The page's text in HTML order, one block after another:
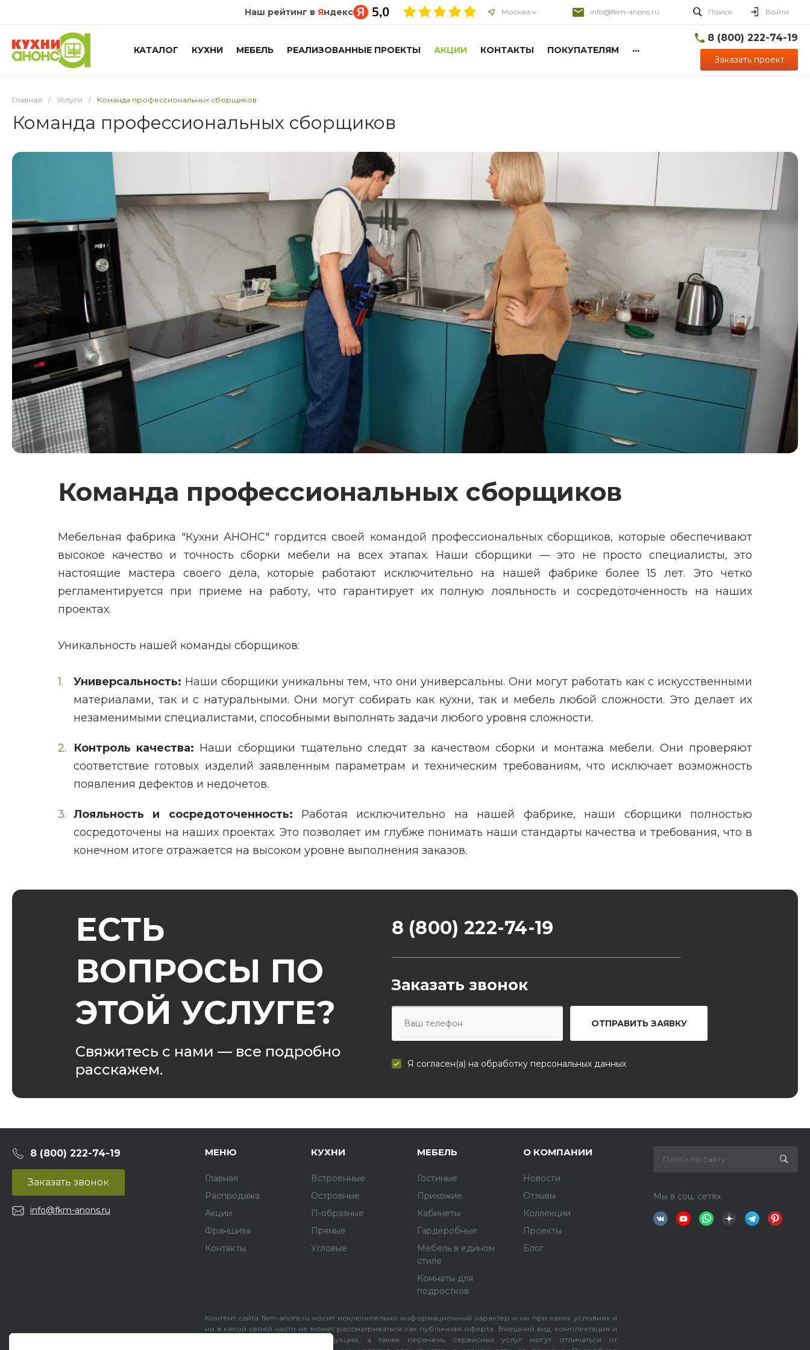
Наш рейтинг в Яндекс Москва info@fkm-anons.ru Поиск Войти
КАТАЛОГ КУХНИ МЕБЕЛЬ РЕАЛИЗОВАННЫЕ ПРОЕКТЫ АКЦИИ КОНТАКТЫ ПОКУПАТЕЛЯМ ...
8 (800) 222-74-19
Заказать проект
Главная / Услуги / Команда профессиональных сборщиков
Команда профессиональных сборщиков
Команда профессиональных сборщиков
Мебельная фабрика "Кухни АНОНС" гордится своей командой профессиональных сборщиков, которые обеспечивают
высокое качество и точность сборки мебели на всех этапах. Наши сборщики — это не просто специалисты, это
настоящие мастера своего дела, которые работают исключительно на нашей фабрике более 15 лет. Это четко
регламентируется при приеме на работу, что гарантирует их полную лояльность и сосредоточенность на наших
проектах.
Уникальность нашей команды сборщиков:
Универсальность: Наши сборщики уникальны тем, что они универсальны. Они могут работать как с искусственными
материалами, так и с натуральными. Они могут собирать как кухни, так и мебель любой сложности. Это делает их
незаменимыми специалистами, способными выполнять задачи любого уровня сложности.
Контроль качества: Наши сборщики тщательно следят за качеством сборки и монтажа мебели. Они проверяют
соответствие готовых изделий заявленным параметрам и техническим требованиям, что исключает возможность
появления дефектов и недочетов.
Лояльность и сосредоточенность: Работая исключительно на нашей фабрике, наши сборщики полностью
сосредоточены на наших проектах. Это позволяет им глубже понимать наши стандарты качества и требования, что в
конечном итоге отражается на высоком уровне выполнения заказов.
ЕСТЬ
ВОПРОСЫ ПО
ЭТОЙ УСЛУГЕ?
Свяжитесь с нами — все подробно
расскажем.
8 (800) 222-74-19
Заказать звонок
ОТПРАВИТЬ ЗАЯВКУ
Я согласен(а) на обработку персональных данных
8 (800) 222-74-19
Заказать звонок
info@fkm-anons.ru
МЕНЮ
Главная
Распродажа
Акции
Франшиза
Контакты
КУХНИ
Встроенные
Островные
П-образные
Прямые
Угловые
МЕБЕЛЬ
Гостиные
Прихожие
Кабинеты
Гардеробные
Мебель в едином
стиле
Комнаты для
подростков
О КОМПАНИИ
Новости
Отзывы
Коллекции
Проекты
Блог
Контент сайта fkm-anons.ru носит исключительно информационный характер и ни при каких условиях и
ни в какой своей части не может рассматриваться как публичная оферта. Внешний вид, комплектация и
стоимость поставляемой продукции, а также перечень сервисных услуг могут отличаться от
Мы в соц. сетях